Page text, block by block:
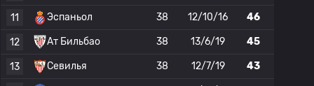
11 Эспаньол 38 12/10/16 46
12 Ат Бильбао 38 13/6/19 45
13 Севилья 38 12/7/19 43